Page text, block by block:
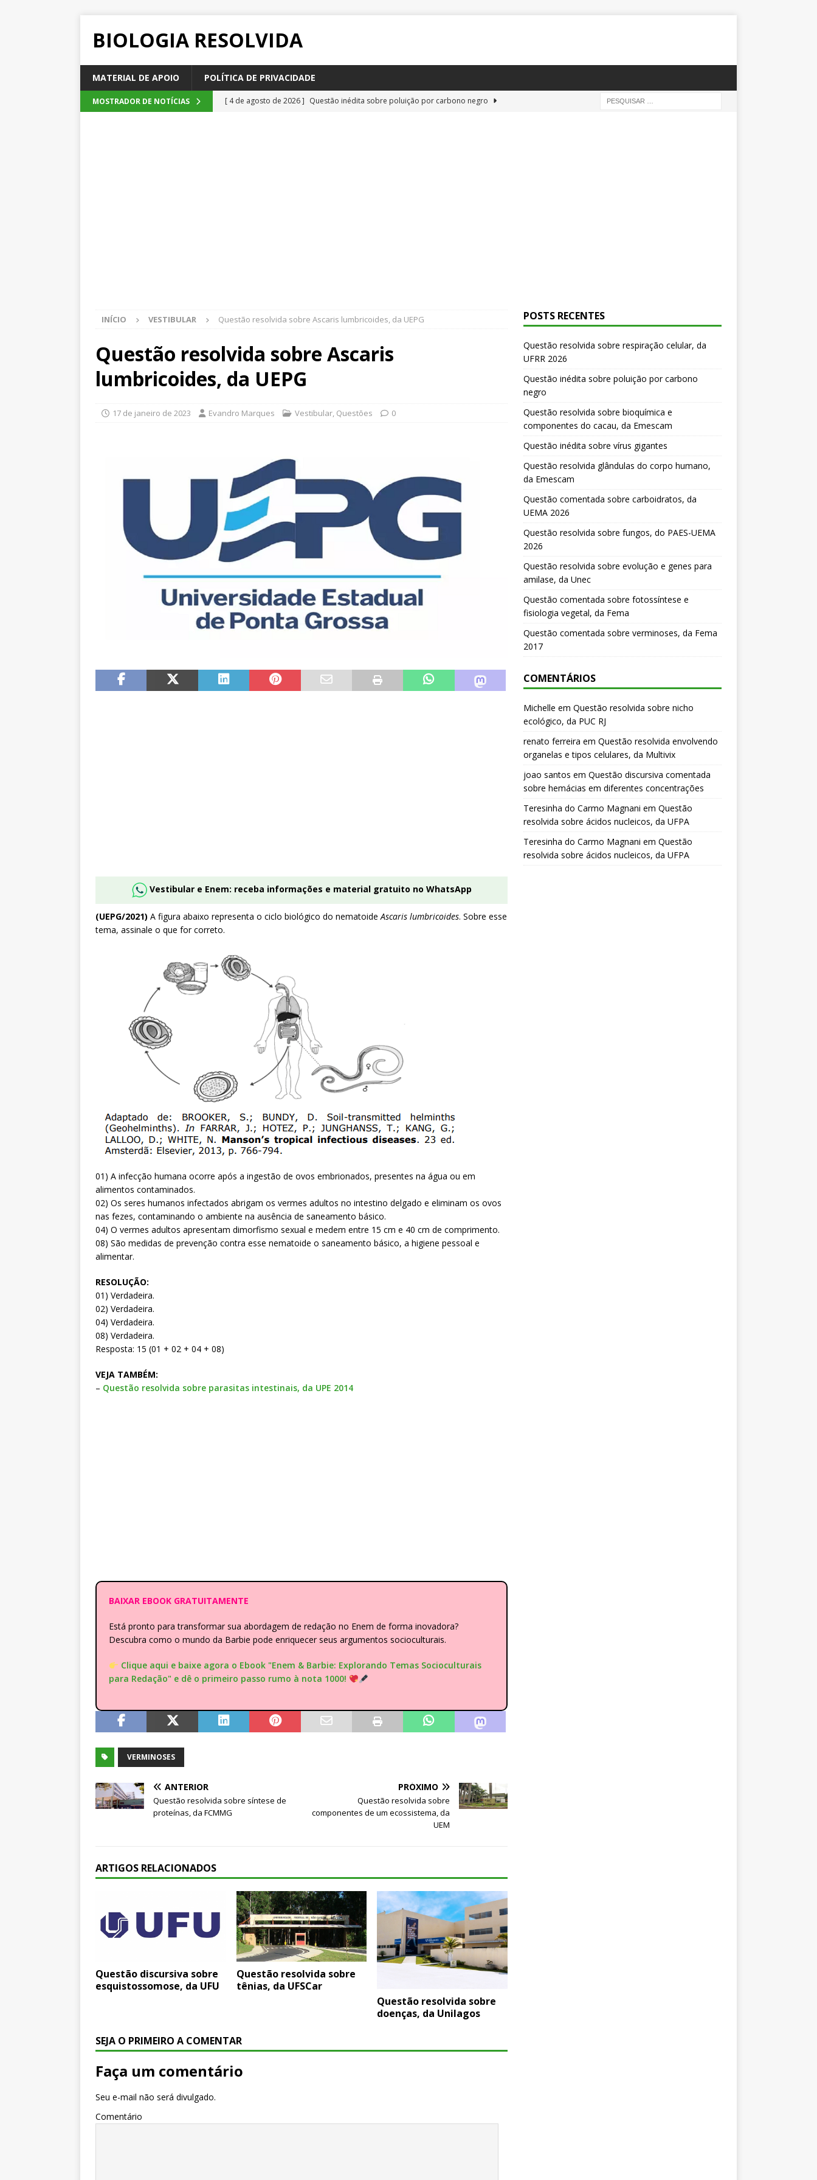
BIOLOGIA RESOLVIDA
MATERIAL DE APOIO POLÍTICA DE PRIVACIDADE
MOSTRADOR DE NOTÍCIAS [ 4 de agosto de 2026 ] Questão inédita sobre poluição por carbono negro
INÍCIO VESTIBULAR Questão resolvida sobre Ascaris lumbricoides, da UEPG
Questão resolvida sobre Ascaris
lumbricoides, da UEPG
17 de janeiro de 2023 Evandro Marques Vestibular, Questões 0
Vestibular e Enem: receba informações e material gratuito no WhatsApp
(UEPG/2021) A figura abaixo representa o ciclo biológico do nematoideAscaris lumbricoides. Sobre esse
tema, assinale o que for correto.
01) A infecção humana ocorre após a ingestão de ovos embrionados, presentes na água ou em
alimentos contaminados.
02) Os seres humanos infectados abrigam os vermes adultos no intestino delgado e eliminam os ovos
nas fezes, contaminando o ambiente na ausência de saneamento básico.
04) O vermes adultos apresentam dimorfismo sexual e medem entre 15 cm e 40 cm de comprimento.
08) São medidas de prevenção contra esse nematoide o saneamento básico, a higiene pessoal e
alimentar.
RESOLUÇÃO:
01) Verdadeira.
02) Verdadeira.
04) Verdadeira.
08) Verdadeira.
Resposta: 15 (01 + 02 + 04 + 08)
VEJA TAMBÉM:
– Questão resolvida sobre parasitas intestinais, da UPE 2014
BAIXAR EBOOK GRATUITAMENTE
Está pronto para transformar sua abordagem de redação no Enem de forma inovadora?
Descubra como o mundo da Barbie pode enriquecer seus argumentos socioculturais.
Clique aqui e baixe agora o Ebook "Enem & Barbie: Explorando Temas Socioculturais
para Redação" e dê o primeiro passo rumo à nota 1000!
VERMINOSES
ANTERIOR
Questão resolvida sobre síntese de
proteínas, da FCMMG
PRÓXIMO
Questão resolvida sobre
componentes de um ecossistema, da
UEM
ARTIGOS RELACIONADOS
Questão discursiva sobre
esquistossomose, da UFU
Questão resolvida sobre
tênias, da UFSCar
Questão resolvida sobre
doenças, da Unilagos
SEJA O PRIMEIRO A COMENTAR
Faça um comentário
Seu e-mail não será divulgado.
Comentário
POSTS RECENTES
Questão resolvida sobre respiração celular, da
UFRR 2026
Questão inédita sobre poluição por carbono
negro
Questão resolvida sobre bioquímica e
componentes do cacau, da Emescam
Questão inédita sobre vírus gigantes
Questão resolvida glândulas do corpo humano,
da Emescam
Questão comentada sobre carboidratos, da
UEMA 2026
Questão resolvida sobre fungos, do PAES-UEMA
2026
Questão resolvida sobre evolução e genes para
amilase, da Unec
Questão comentada sobre fotossíntese e
fisiologia vegetal, da Fema
Questão comentada sobre verminoses, da Fema
2017
COMENTÁRIOS
Michelle em Questão resolvida sobre nicho
ecológico, da PUC RJ
renato ferreira em Questão resolvida envolvendo
organelas e tipos celulares, da Multivix
joao santos em Questão discursiva comentada
sobre hemácias em diferentes concentrações
Teresinha do Carmo Magnani em Questão
resolvida sobre ácidos nucleicos, da UFPA
Teresinha do Carmo Magnani em Questão
resolvida sobre ácidos nucleicos, da UFPA